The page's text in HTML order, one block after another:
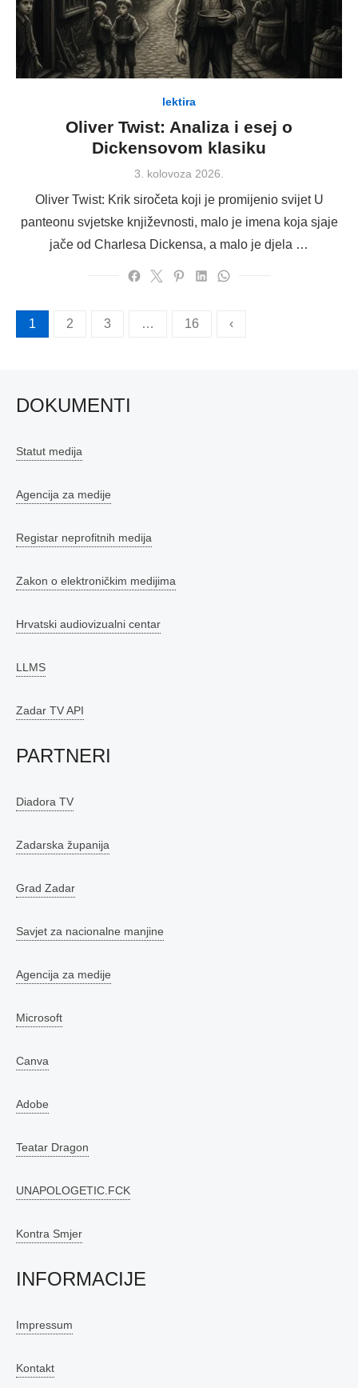
lektira
Oliver Twist: Analiza i esej o
Dickensovom klasiku
Posted
3. kolovoza 2026.
Oliver Twist: Krik siročeta koji je promijenio svijet U
panteonu svjetske književnosti, malo je imena koja sjaje
jače od Charlesa Dickensa, a malo je djela …
Brojevi
1 2 3 … 16 ‹
DOKUMENTI
Statut medija
Agencija za medije
Registar neprofitnih medija
Zakon o elektroničkim medijima
Hrvatski audiovizualni centar
LLMS
Zadar TV API
PARTNERI
Diadora TV
Zadarska županija
Grad Zadar
Savjet za nacionalne manjine
Agencija za medije
Microsoft
Canva
Adobe
Teatar Dragon
UNAPOLOGETIC.FCK
Kontra Smjer
INFORMACIJE
Impressum
Kontakt